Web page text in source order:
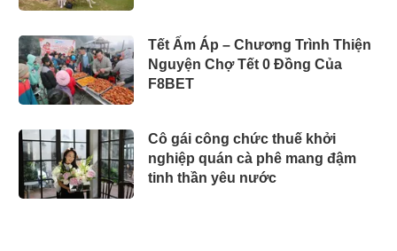
Tết Ấm Áp – Chương Trình Thiện
Nguyện Chợ Tết 0 Đồng Của
F8BET
Cô gái công chức thuế khởi
nghiệp quán cà phê mang đậm
tinh thần yêu nước